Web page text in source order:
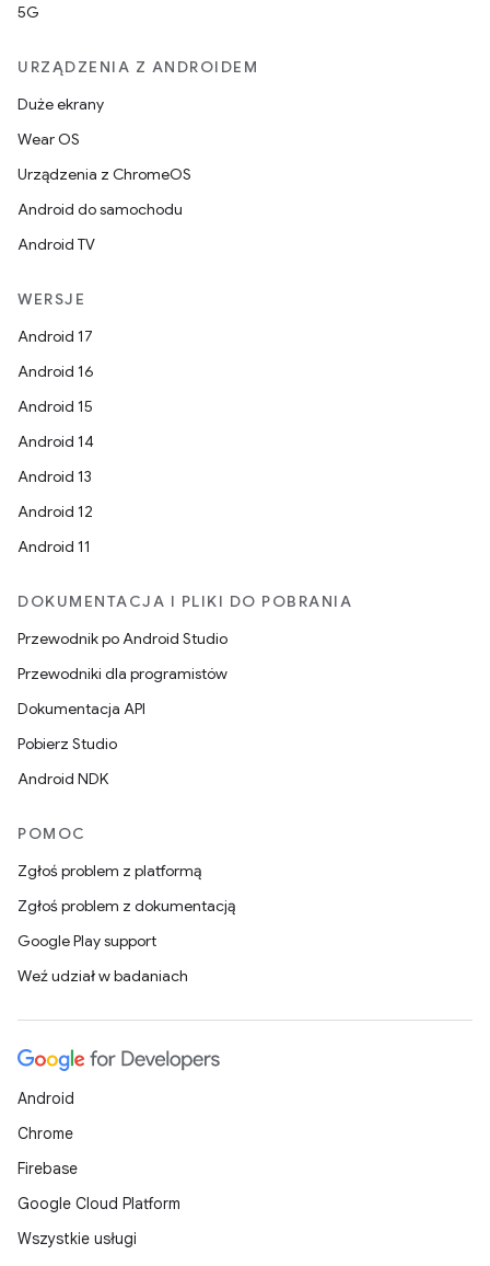
5G
URZĄDZENIA Z ANDROIDEM
Duże ekrany
Wear OS
Urządzenia z ChromeOS
Android do samochodu
Android TV
WERSJE
Android 17
Android 16
Android 15
Android 14
Android 13
Android 12
Android 11
DOKUMENTACJA I PLIKI DO POBRANIA
Przewodnik po Android Studio
Przewodniki dla programistów
Dokumentacja API
Pobierz Studio
Android NDK
POMOC
Zgłoś problem z platformą
Zgłoś problem z dokumentacją
Google Play support
Weź udział w badaniach
Android
Chrome
Firebase
Google Cloud Platform
Wszystkie usługi